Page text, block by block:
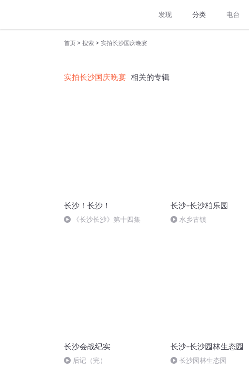
发现 分类 电台
首页 > 搜索 > 实拍长沙国庆晚宴
实拍长沙国庆晚宴 相关的专辑
长沙！长沙！
《长沙长沙》第十四集
长沙-长沙柏乐园
水乡古镇
长沙会战纪实
后记（完）
长沙-长沙园林生态园
长沙园林生态园